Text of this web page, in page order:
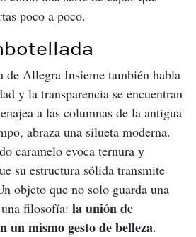
poco a poco.
de Allegra Insieme también habla
y la transparencia se encuentran
a las columnas de la antigua
abraza una silueta moderna.
caramelo evoca ternura y
su estructura sólida transmite
objeto que no solo guarda una
filosofía: la unión de
un mismo gesto de belleza.